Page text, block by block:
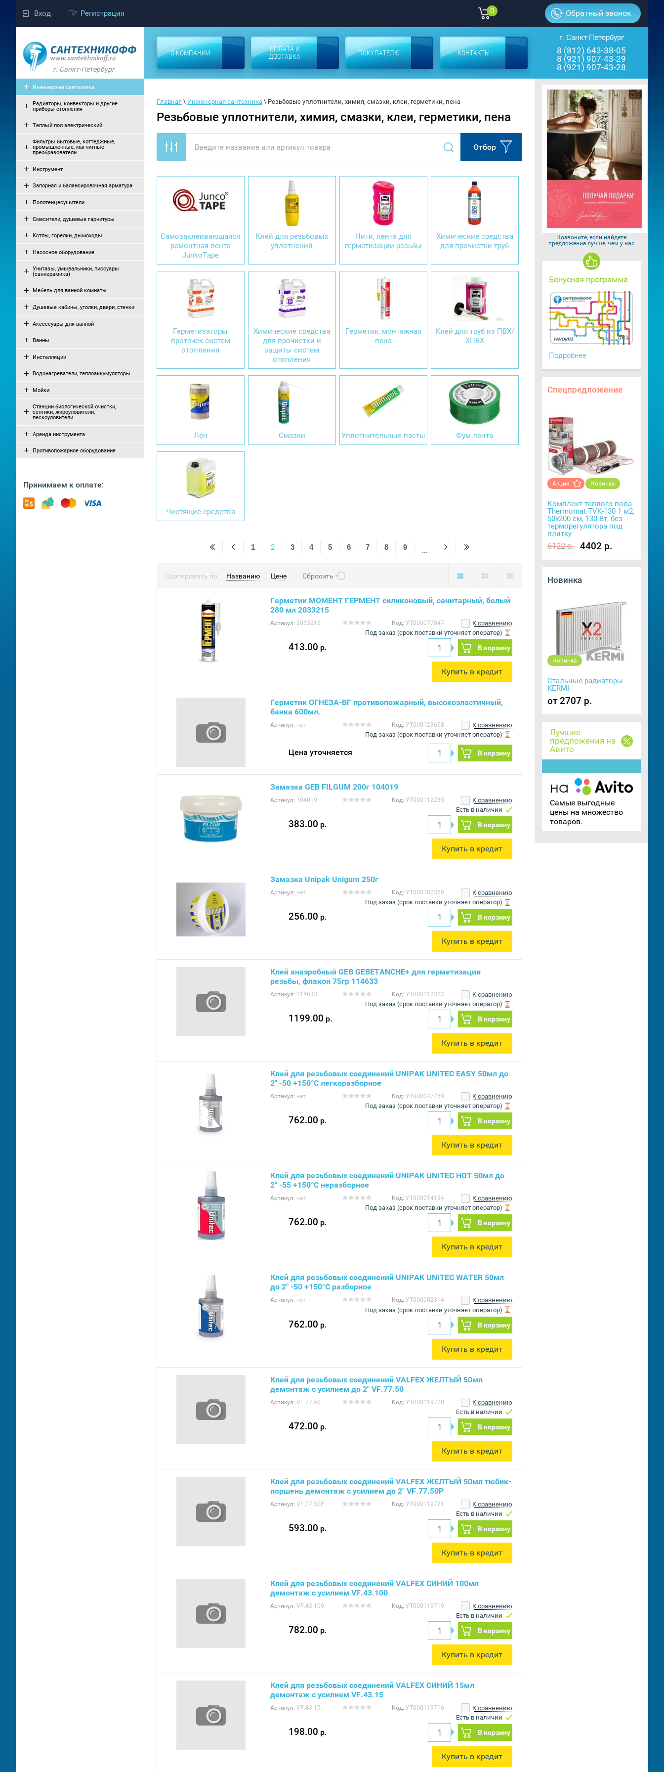
Вход Регистрация 0 Обратный звонок
г. Санкт-Петербург
О КОМПАНИИ
ОПЛАТА И
ДОСТАВКА
ПОКУПАТЕЛЮ КОНТАКТЫ
г. Санкт-Петербург
8 (812) 643-38-05
8 (921) 907-43-29
8 (921) 907-43-28
Инженерная сантехника
Радиаторы, конвекторы и другие
приборы отопления
Теплый пол электрический
Фильтры бытовые, коттеджные,
промышленные, магнитные
преобразователи
Инструмент
Запорная и балансировочная арматура
Полотенцесушители
Смесители, душевые гарнитуры
Котлы, горелки, дымоходы
Насосное оборудование
Унитазы, умывальники, писсуары
(санкерамика)
Мебель для ванной комнаты
Душевые кабины, уголки, двери, стенки
Аксессуары для ванной
Ванны
Инсталляции
Водонагреватели, теплоаккумуляторы
Мойки
Станции биологической очистки,
септики, жироуловители,
пескоуловители
Аренда инструмента
Противопожарное оборудование
Принимаем к оплате:
Позвоните, если найдете
предложение лучше, чем у нас
Бонусная программа
Подробнее
Спецпредложение
Акция Новинка
Комплект теплого пола
Thermomat TVK-130 1 м2,
50х200 см, 130 Вт, без
терморегулятора под
плитку
6122 р. 4402 р.
Новинка
Новинка
Стальные радиаторы
KERMI
от 2707 р.
Лучшие
предложения на
Авито
Самые выгодные
цены на множество
товаров.
Главная \ Инженерная сантехника \ Резьбовые уплотнители, химия, смазки, клеи, герметики, пена
Резьбовые уплотнители, химия, смазки, клеи, герметики, пена
Отбор
Самозаклеивающаяся
ремонтная лента
JunkoTape
Клей для резьбовых
уплотнений
Нити, лента для
герметизации резьбы
Химические средства
для прочистки труб
Герметизаторы
протечек систем
отопления
Химические средства
для прочистки и
защиты систем
отопления
Герметик, монтажная
пена
Клей для труб из ПВХ/
ХПВХ
Лен Смазки Уплотнительные пасты Фум лента
Чистящие средства
1 2 3 4 5 6 7 8 9 ...
Сортировать по: Названию Цене Сбросить
Герметик МОМЕНТ ГЕРМЕНТ силиконовый, санитарный, белый
280 мл 2033215
Артикул: 2033215 Код: УТ000077847
К сравнению
Под заказ (срок поставки уточняет оператор)
413.00 р. В корзину
Купить в кредит
Герметик ОГНЕЗА-ВГ противопожарный, высокоэластичный,
банка 600мл.
Артикул: нет Код: УТ000123658
К сравнению
Под заказ (срок поставки уточняет оператор)
Цена уточняется В корзину
Замазка GEB FILGUM 200г 104019
Артикул: 104019 Код: УТ000112285
К сравнению
Есть в наличии
383.00 р. В корзину
Купить в кредит
Замазка Unipak Unigum 250г
Артикул: нет Код: УТ000102368
К сравнению
Под заказ (срок поставки уточняет оператор)
256.00 р. В корзину
Купить в кредит
Клей анаэробный GEB GEBETANCHE+ для герметизации
резьбы, флакон 75гр 114633
Артикул: 114633 Код: УТ000112323
К сравнению
Под заказ (срок поставки уточняет оператор)
1199.00 р. В корзину
Купить в кредит
Клей для резьбовых соединений UNIPAK UNITEC EASY 50мл до
2" -50 +150°С лeгкopaзбopнoe
Артикул: нет Код: УТ000047759
К сравнению
Под заказ (срок поставки уточняет оператор)
762.00 р. В корзину
Купить в кредит
Клей для резьбовых соединений UNIPAK UNITEC HOT 50мл до
2" -55 +150°С неразборное
Артикул: нет Код: УТ000014134
К сравнению
Под заказ (срок поставки уточняет оператор)
762.00 р. В корзину
Купить в кредит
Клей для резьбовых соединений UNIPAK UNITEC WATER 50мл
до 2" -50 +150°С разборное
Артикул: нет Код: УТ000002314
К сравнению
Под заказ (срок поставки уточняет оператор)
762.00 р. В корзину
Купить в кредит
Клей для резьбовых соединений VALFEX ЖЕЛТЫЙ 50мл
демонтаж с усилием до 2" VF.77.50
Артикул: VF.77.50 Код: УТ000119720
К сравнению
Есть в наличии
472.00 р. В корзину
Купить в кредит
Клей для резьбовых соединений VALFEX ЖЕЛТЫЙ 50мл тюбик-
поршень демонтаж с усилием до 2" VF.77.50P
Артикул: VF.77.50P Код: УТ000119721
К сравнению
Есть в наличии
593.00 р. В корзину
Купить в кредит
Клей для резьбовых соединений VALFEX СИНИЙ 100мл
демонтаж с усилием VF.43.100
Артикул: VF.43.100 Код: УТ000119719
К сравнению
Есть в наличии
782.00 р. В корзину
Купить в кредит
Клей для резьбовых соединений VALFEX СИНИЙ 15мл
демонтаж с усилием VF.43.15
Артикул: VF.43.15 Код: УТ000119716
К сравнению
Есть в наличии
198.00 р. В корзину
Купить в кредит